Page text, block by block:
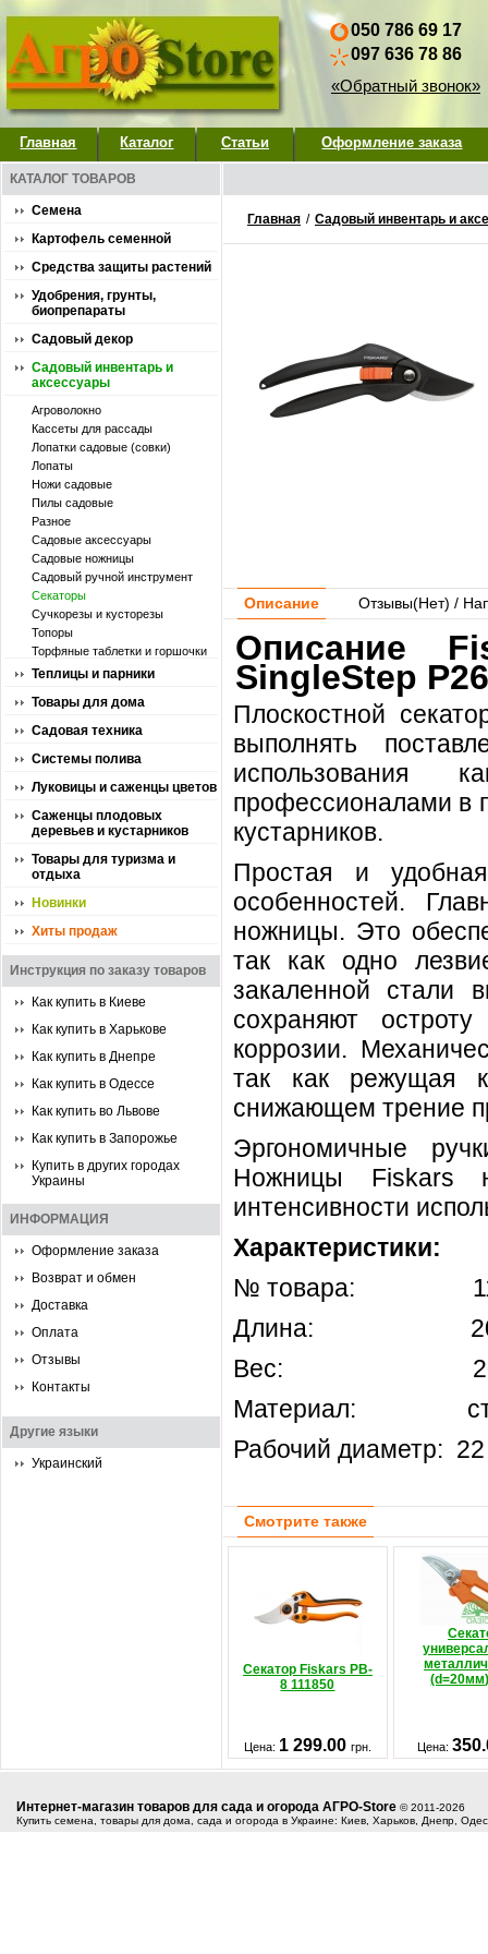
050 786 69 17
097 636 78 86
«Обратный звонок»
Главная Каталог Статьи Оформление заказа
КАТАЛОГ ТОВАРОВ
Семена
Картофель семенной
Средства защиты растений
Удобрения, грунты,
биопрепараты
Садовый декор
Садовый инвентарь и
аксессуары
Агроволокно
Кассеты для рассады
Лопатки садовые (совки)
Лопаты
Ножи садовые
Пилы садовые
Разное
Садовые аксессуары
Садовые ножницы
Садовый ручной инструмент
Секаторы
Сучкорезы и кусторезы
Топоры
Торфяные таблетки и горшочки
Теплицы и парники
Товары для дома
Садовая техника
Системы полива
Луковицы и саженцы цветов
Саженцы плодовых
деревьев и кустарников
Товары для туризма и
отдыха
Новинки
Хиты продаж
Инструкция по заказу товаров
Как купить в Киеве
Как купить в Харькове
Как купить в Днепре
Как купить в Одессе
Как купить во Львове
Как купить в Запорожье
Купить в других городах
Украины
ИНФОРМАЦИЯ
Оформление заказа
Возврат и обмен
Доставка
Оплата
Отзывы
Контакты
Другие языки
Украинский
Главная / Садовый инвентарь и
Описание Отзывы(Нет) /
Описание
SingleStep
Плоскостной
выполнять
профессионалами в
кустарников.
Простая и
особенностей.
ножницы. Это
так как одно
закаленной стали
сохраняют
коррозии.
так как режущая
снижающем трение
Эргономичные
Ножницы Fiskars
интенсивности
Характеристики:
№ товара:
Длина:
Вес: 200
Материал:
Рабочий диаметр:
Смотрите также
Секатор Fiskars PB-
8 111850
Цена: 1 299.00 грн. Цена:
Интернет-магазин товаров для сада и огорода АГРО-Store © 2011-2026
Купить семена, товары для дома, сада и огорода в Украине: Киев, Харьков, Днепр,